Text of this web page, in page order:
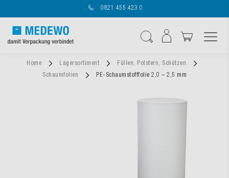
0821 455 423 0
Home Lagersortiment
Füllen, Polstern, Schützen
Schaumfolien
PE-Schaumstofffolie 2,0 – 2,5 mm